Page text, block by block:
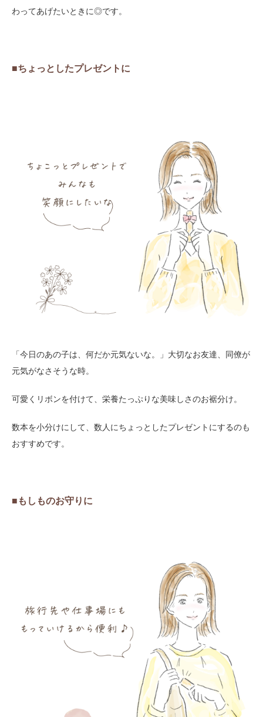
わってあげたいときに◎です。
■ちょっとしたプレゼントに
「今日のあの子は、何だか元気ないな。」大切なお友達、同僚が
元気がなさそうな時。
可愛くリボンを付けて、栄養たっぷりな美味しさのお裾分け。
数本を小分けにして、数人にちょっとしたプレゼントにするのも
おすすめです。
■もしものお守りに